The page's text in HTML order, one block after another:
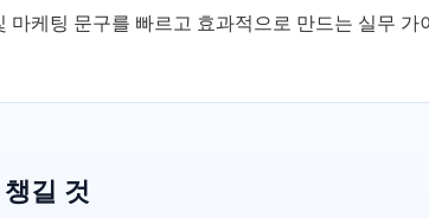
마케팅 문구를 빠르고 효과적으로 만드는 실무
길 것